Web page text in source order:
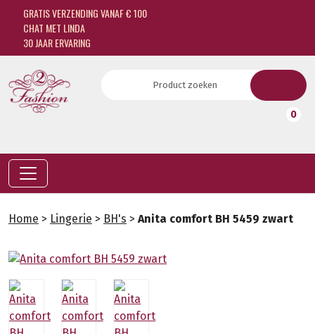
GRATIS VERZENDING VANAF € 100
CHAT MET LINDA
30 JAAR ERVARING
0
Home > Lingerie > BH's > Anita comfort BH 5459 zwart